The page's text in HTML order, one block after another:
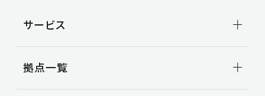
サービス
拠点一覧